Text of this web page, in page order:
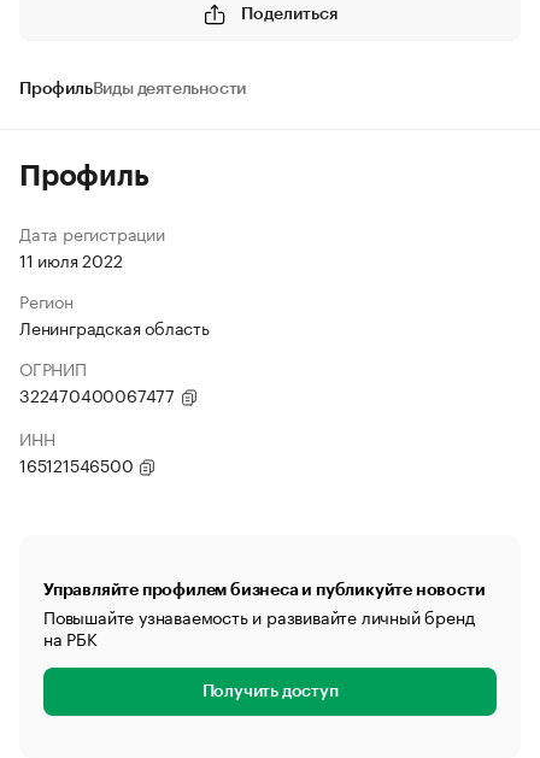
Поделиться
ПрофильВиды деятельности
Профиль
Дата регистрации
11 июля 2022
Регион
Ленинградская область
ОГРНИП
322470400067477
ИНН
165121546500
Управляйте профилем бизнеса и публикуйте новости
Повышайте узнаваемость и развивайте личный бренд
на РБК
Получить доступ